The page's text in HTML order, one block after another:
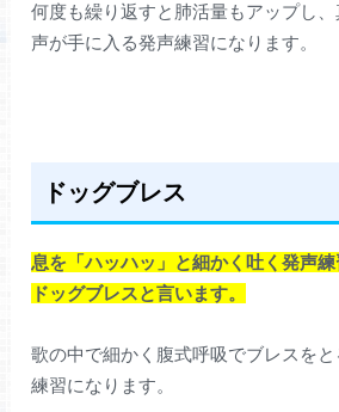
何度も繰り返すと肺活量もアップし
声が手に入る発声練習になります。
ドッグブレス
息を「ハッハッ」と細かく吐く発声練
ドッグブレスと言います。
歌の中で細かく腹式呼吸でブレスをと
練習になります。